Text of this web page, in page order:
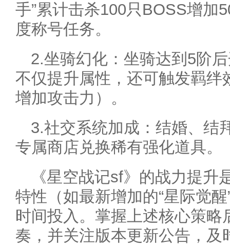
手”累计击杀100只BOSS增加
度称号任务。
2.坐骑幻化：坐骑达到5阶
不仅提升属性，还可触发羁绊
增加攻击力）。
3.社交系统加成：结婚、结
专属商店兑换稀有强化道具。
《星空战记sf》的战力提
特性（如最新增加的“星际觉
时间投入。掌握上述核心策
奏，并关注版本更新公告，及